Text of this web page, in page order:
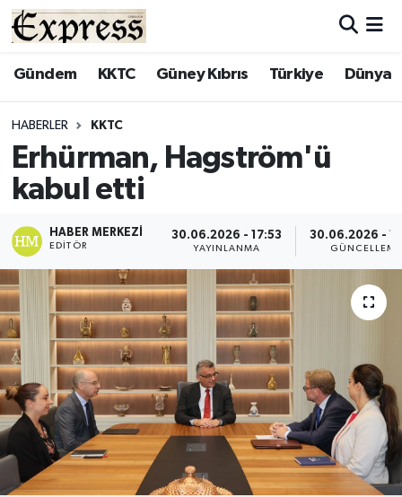
Gündem KKTC Güney Kıbrıs Türkiye Dünya
HABERLER KKTC
Erhürman, Hagström'ü
kabul etti
HABER MERKEZI
EDITÖR
30.06.2026 - 17:53
YAYINLANMA
30.06.2026 -
GÜNCELLEME
ALAYKÖY
BİLİM
DÜNYA
EĞİTİM
EKONOMİ
ENGLISH
ESENTEPE
GAZİMAĞUSA
Hava Durumu
Süper Lig Puan Durumu ve Fikstür
Son Dakika Haberleri
Haber Arşivi